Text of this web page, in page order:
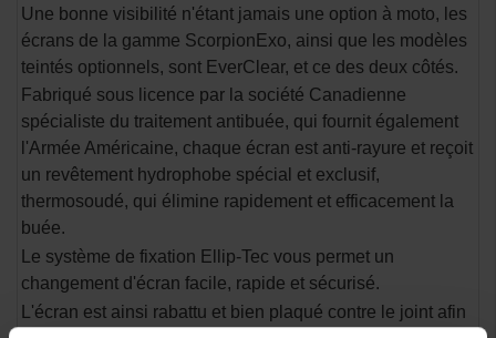
Une bonne visibilité n'étant jamais une option à moto, les
écrans de la gamme ScorpionExo, ainsi que les modèles
teintés optionnels, sont EverClear, et ce des deux côtés.
Fabriqué sous licence par la société Canadienne
spécialiste du traitement antibuée, qui fournit également
l'Armée Américaine, chaque écran est anti-rayure et reçoit
un revêtement hydrophobe spécial et exclusif,
thermosoudé, qui élimine rapidement et efficacement la
buée.
Le système de fixation Ellip-Tec vous permet un
changement d'écran facile, rapide et sécurisé.
L'écran est ainsi rabattu et bien plaqué contre le joint afin